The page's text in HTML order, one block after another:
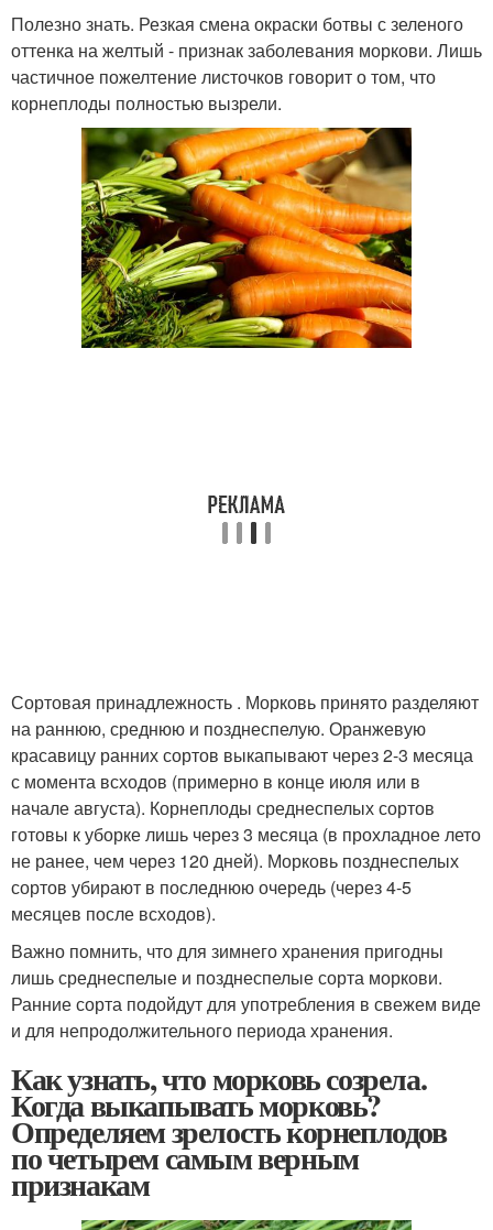
Полезно знать. Резкая смена окраски ботвы с зеленого
оттенка на желтый - признак заболевания моркови. Лишь
частичное пожелтение листочков говорит о том, что
корнеплоды полностью вызрели.
Сортовая принадлежность . Морковь принято разделяют
на раннюю, среднюю и позднеспелую. Оранжевую
красавицу ранних сортов выкапывают через 2-3 месяца
с момента всходов (примерно в конце июля или в
начале августа). Корнеплоды среднеспелых сортов
готовы к уборке лишь через 3 месяца (в прохладное лето
не ранее, чем через 120 дней). Морковь позднеспелых
сортов убирают в последнюю очередь (через 4-5
месяцев после всходов).
Важно помнить, что для зимнего хранения пригодны
лишь среднеспелые и позднеспелые сорта моркови.
Ранние сорта подойдут для употребления в свежем виде
и для непродолжительного периода хранения.
Как узнать, что морковь созрела.
Когда выкапывать морковь?
Определяем зрелость корнеплодов
по четырем самым верным
признакам